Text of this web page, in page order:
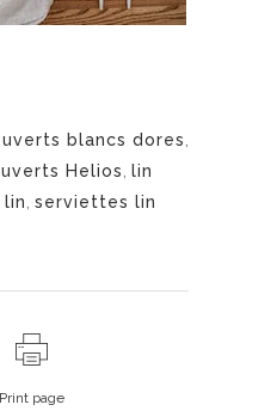
blancs dores
Helios
lin
serviettes lin
Print page